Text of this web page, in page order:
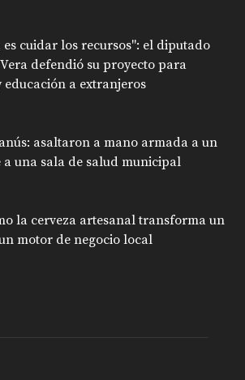
es cuidar los recursos": el diputado
defendió su proyecto para
a extranjeros
asaltaron a mano armada a un
una sala de salud municipal
la cerveza artesanal transforma un
motor de negocio local